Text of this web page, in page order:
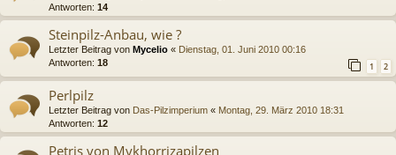
Antworten: 14
Steinpilz-Anbau, wie ?
Letzter Beitrag von Mycelio « Dienstag, 01. Juni 2010 00:16
Antworten: 18 1 2
Perlpilz
Letzter Beitrag von Das-Pilzimperium « Montag, 29. März 2010 18:31
Antworten: 12
Petris von Mykhorrizapilzen